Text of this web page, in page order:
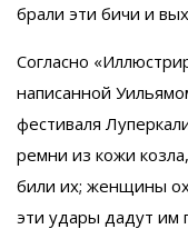
брали эти бичи и
Согласно
написанной
фестиваля
ремни из кожи
били их; женщины
эти удары дадут им